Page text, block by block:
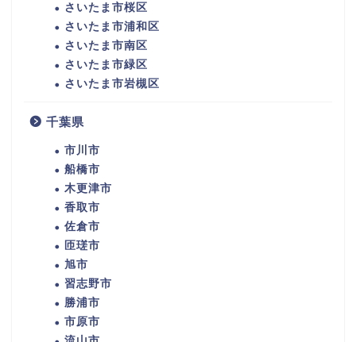
さいたま市桜区
さいたま市浦和区
さいたま市南区
さいたま市緑区
さいたま市岩槻区
千葉県
市川市
船橋市
木更津市
香取市
佐倉市
匝瑳市
旭市
習志野市
勝浦市
市原市